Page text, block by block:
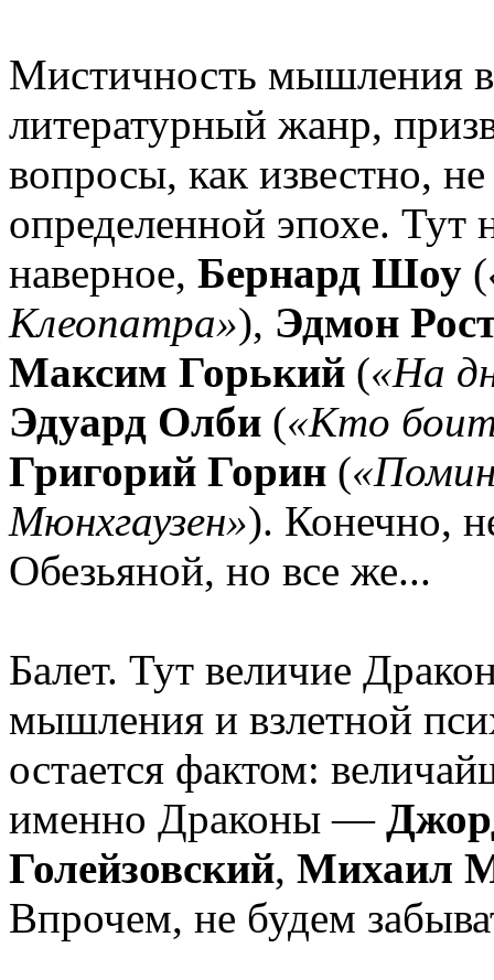
Мистичность мышления
литературный жанр,
вопросы, как известно,
определенной эпохе.
наверное, Бернард Шоу (
Клеопатра»), Эдмон
Максим Горький («На
Эдуард Олби («Кто
Григорий Горин (
Мюнхгаузен»). Конечно,
Обезьяной, но все же...
Балет. Тут величие
мышления и взлетной
остается фактом:
именно Драконы —
Голейзовский, Михаил
Впрочем, не будем